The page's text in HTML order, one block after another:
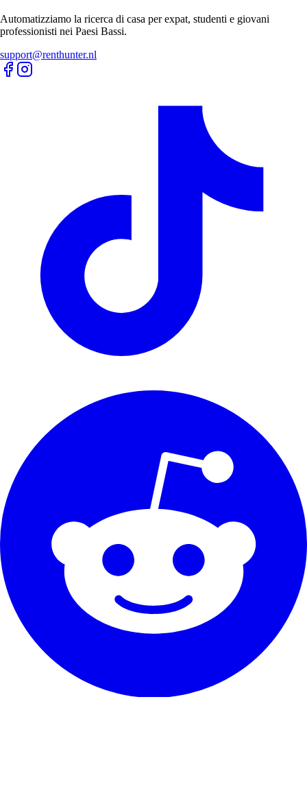
Automatizziamo la ricerca di casa per expat, studenti e giovani
professionisti nei Paesi Bassi.
support@renthunter.nl